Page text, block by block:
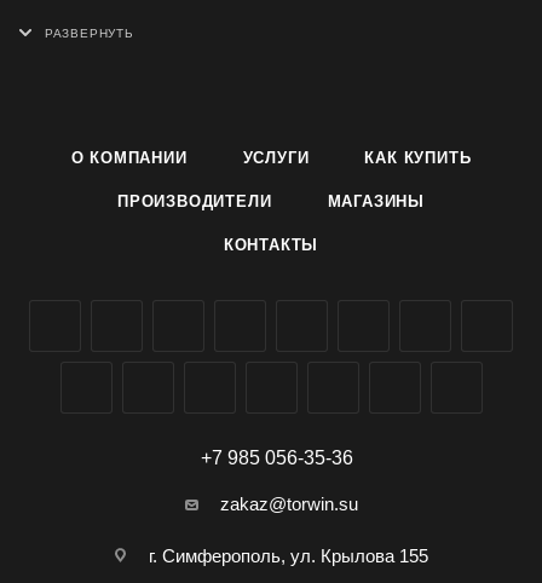
Сорт ценится за высокую урожайность.
О КОМПАНИИ УСЛУГИ КАК КУПИТЬ
ПРОИЗВОДИТЕЛИ МАГАЗИНЫ
КОНТАКТЫ
+7 985 056-35-36
zakaz@torwin.su
г. Симферополь, ул. Крылова 155